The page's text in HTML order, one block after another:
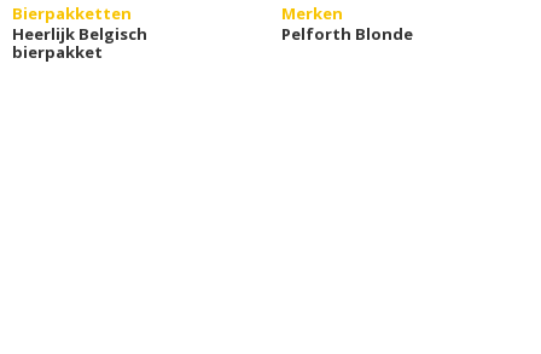
Bierpakketten
Heerlijk Belgisch
bierpakket
Merken
Pelforth Blonde